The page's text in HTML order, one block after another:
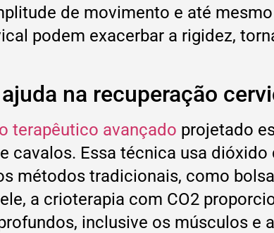
de movimento e até
podem exacerbar a rigidez,
na recuperação
terapêutico avançado projetado
cavalos. Essa técnica usa
métodos tradicionais, como
a crioterapia com CO2
inclusive os músculos